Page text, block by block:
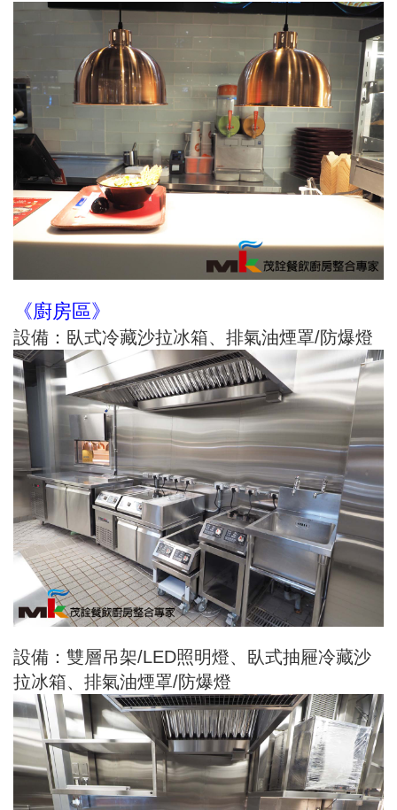
《廚房區》
設備：臥式冷藏沙拉冰箱、排氣油煙罩/防爆燈
設備：雙層吊架/LED照明燈、臥式抽屜冷藏沙
拉冰箱、排氣油煙罩/防爆燈